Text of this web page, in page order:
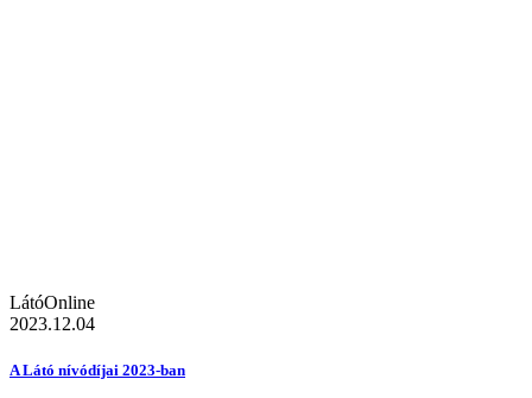
LátóOnline
2023.12.04
A Látó nívódíjai 2023-ban